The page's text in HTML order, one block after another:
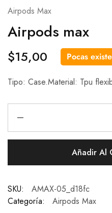
Airpods Max
Airpods max
$15,00 Pocas
Tipo: Case.Material: Tpu
Añadir Al
SKU:
AMAX-05_d18fc
Categoría:
Airpods Max